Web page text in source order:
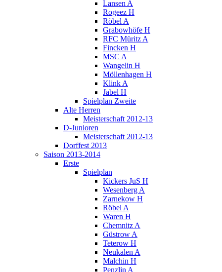
Lansen A
Rogeez H
Röbel A
Grabowhöfe H
RFC Müritz A
Fincken H
MSC A
Wangelin H
Möllenhagen H
Klink A
Jabel H
Spielplan Zweite
Alte Herren
Meisterschaft 2012-13
D-Junioren
Meisterschaft 2012-13
Dorffest 2013
Saison 2013-2014
Erste
Spielplan
Kickers JuS H
Wesenberg A
Zarnekow H
Röbel A
Waren H
Chemnitz A
Güstrow A
Teterow H
Neukalen A
Malchin H
Penzlin A